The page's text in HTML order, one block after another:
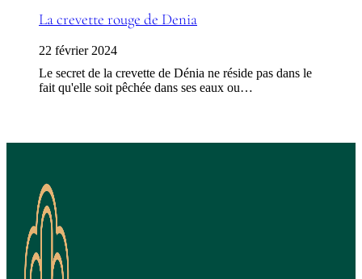
La crevette rouge de Denia
22 février 2024
Le secret de la crevette de Dénia ne réside pas dans le
fait qu'elle soit pêchée dans ses eaux ou…